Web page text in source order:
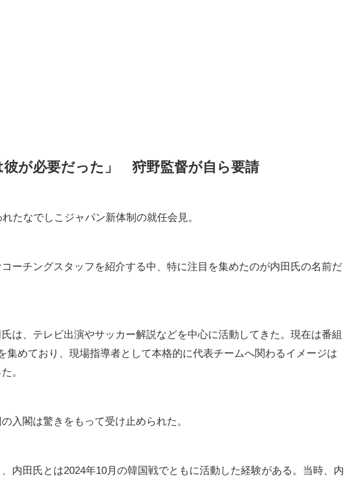
彼が必要だった」 狩野監督が自ら要請
たなでしこジャパン新体制の就任会見。
ーチングスタッフを紹介する中、特に注目を集めたのが内田氏の名前だ
は、テレビ出演やサッカー解説などを中心に活動してきた。現在は番組
集めており、現場指導者として本格的に代表チームへ関わるイメージは
。
入閣は驚きをもって受け止められた。
内田氏とは2024年10月の韓国戦でともに活動した経験がある。当時、内